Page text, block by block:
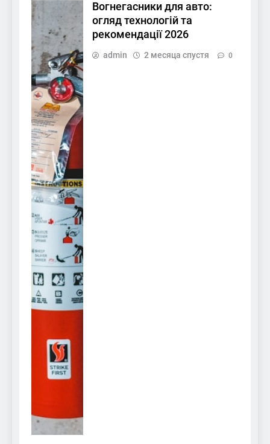
Вогнегасники для авто:
огляд технологій та
рекомендації 2026
admin 2 месяца спустя 0